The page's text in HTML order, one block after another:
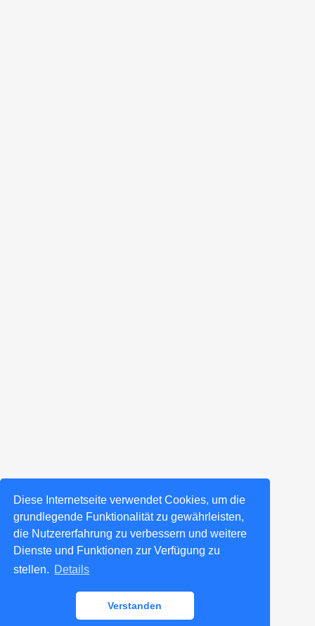
Diese Internetseite verwendet Cookies, um die
grundlegende Funktionalität zu gewährleisten,
die Nutzererfahrung zu verbessern und weitere
Dienste und Funktionen zur Verfügung zu
stellen. Details
Verstanden